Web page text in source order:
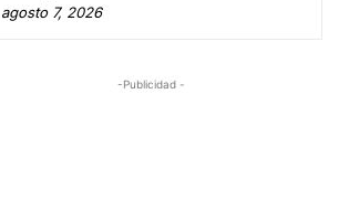
agosto 7, 2026
-Publicidad -